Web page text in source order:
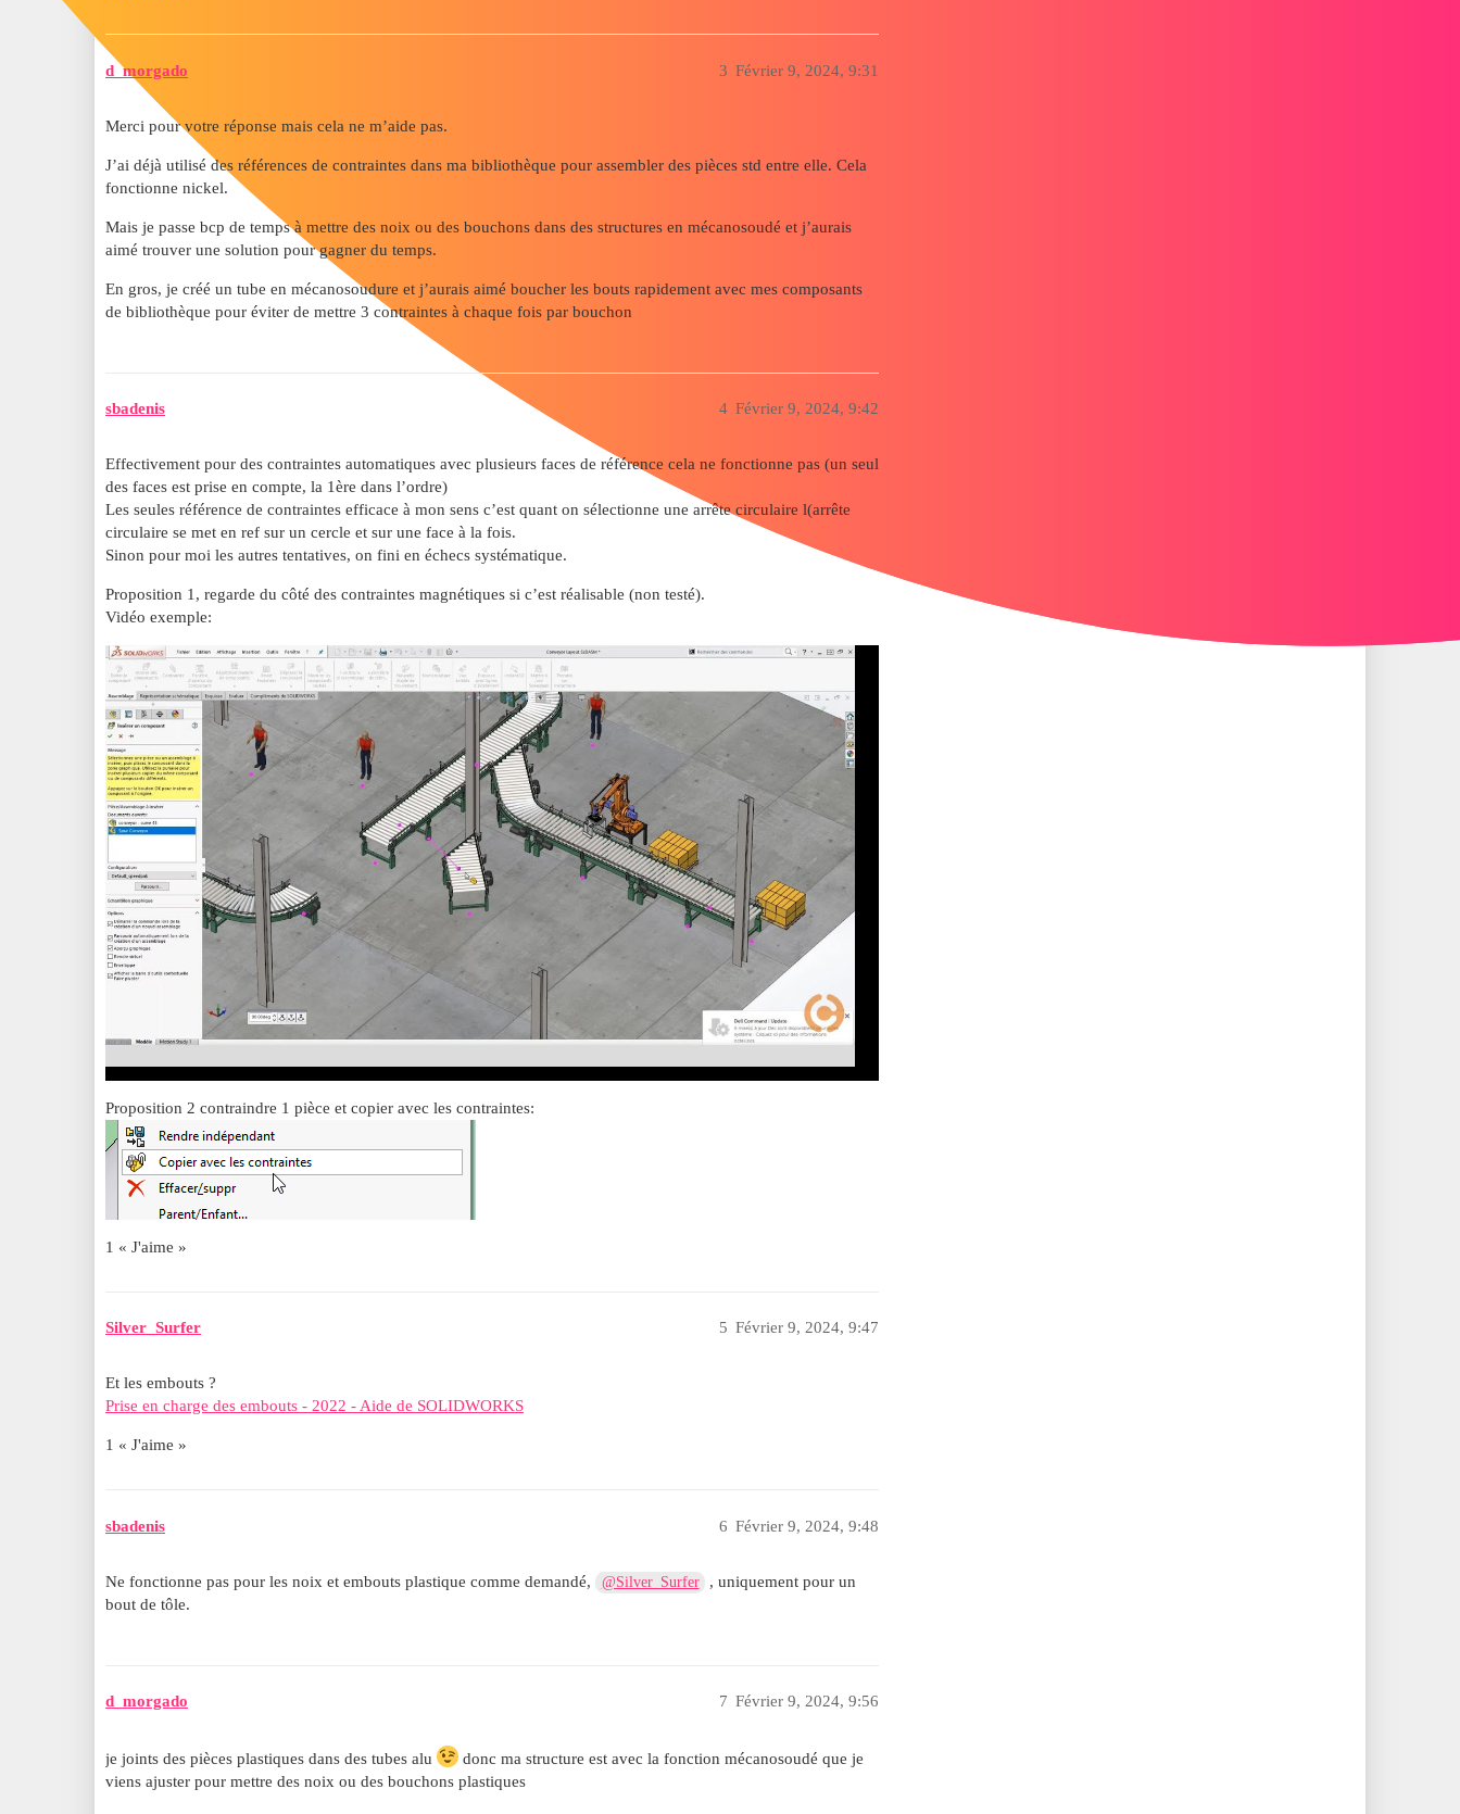
d_morgado Février 9, 2024, 9:31
3
Merci pour votre réponse mais cela ne m’aide pas.
J’ai déjà utilisé des références de contraintes dans ma bibliothèque pour assembler des pièces std entre elle. Cela
fonctionne nickel.
Mais je passe bcp de temps à mettre des noix ou des bouchons dans des structures en mécanosoudé et j’aurais
aimé trouver une solution pour gagner du temps.
En gros, je créé un tube en mécanosoudure et j’aurais aimé boucher les bouts rapidement avec mes composants
de bibliothèque pour éviter de mettre 3 contraintes à chaque fois par bouchon
sbadenis Février 9, 2024, 9:42
4
Effectivement pour des contraintes automatiques avec plusieurs faces de référence cela ne fonctionne pas (un seul
des faces est prise en compte, la 1ère dans l’ordre)
Les seules référence de contraintes efficace à mon sens c’est quant on sélectionne une arrête circulaire l(arrête
circulaire se met en ref sur un cercle et sur une face à la fois.
Sinon pour moi les autres tentatives, on fini en échecs systématique.
Proposition 1, regarde du côté des contraintes magnétiques si c’est réalisable (non testé).
Vidéo exemple:
Proposition 2 contraindre 1 pièce et copier avec les contraintes:
1 « J'aime »
Silver_Surfer Février 9, 2024, 9:47
5
Et les embouts ?
Prise en charge des embouts - 2022 - Aide de SOLIDWORKS
1 « J'aime »
sbadenis Février 9, 2024, 9:48
6
Ne fonctionne pas pour les noix et embouts plastique comme demandé, @Silver_Surfer
, uniquement pour un
bout de tôle.
d_morgado Février 9, 2024, 9:56
7
je joints des pièces plastiques dans des tubes alu
donc ma structure est avec la fonction mécanosoudé que je
viens ajuster pour mettre des noix ou des bouchons plastiques